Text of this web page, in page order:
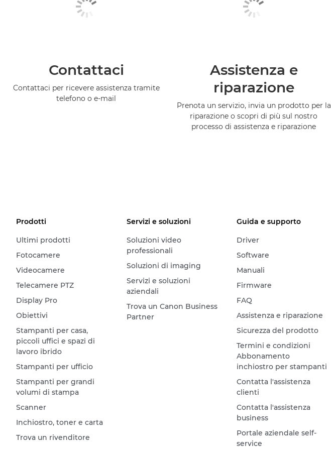
Contattaci
Contattaci per ricevere assistenza tramite
telefono o e-mail
Assistenza e
riparazione
Prenota un servizio, invia un prodotto per la
riparazione o scopri di più sul nostro
processo di assistenza e riparazione
Prodotti
Ultimi prodotti
Fotocamere
Videocamere
Telecamere PTZ
Display Pro
Obiettivi
Stampanti per casa,
piccoli uffici e spazi di
lavoro ibrido
Stampanti per ufficio
Stampanti per grandi
volumi di stampa
Scanner
Inchiostro, toner e carta
Trova un rivenditore
Servizi e soluzioni
Soluzioni video
professionali
Soluzioni di imaging
Servizi e soluzioni
aziendali
Trova un Canon Business
Partner
Guida e supporto
Driver
Software
Manuali
Firmware
FAQ
Assistenza e riparazione
Sicurezza del prodotto
Termini e condizioni
Abbonamento
inchiostro per stampanti
Contatta l'assistenza
clienti
Contatta l'assistenza
business
Portale aziendale self-
service